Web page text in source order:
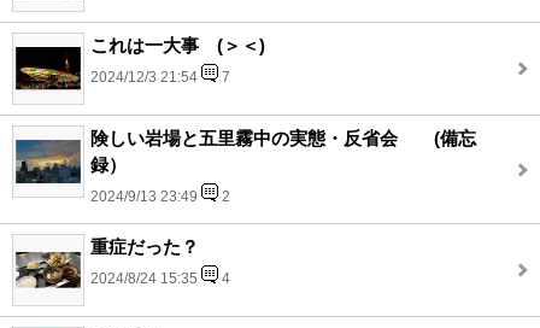
これは一大事 (＞＜)
2024/12/3 21:54 7
険しい岩場と五里霧中の実態・反省会 (備忘
録）
2024/9/13 23:49 2
重症だった？
2024/8/24 15:35 4